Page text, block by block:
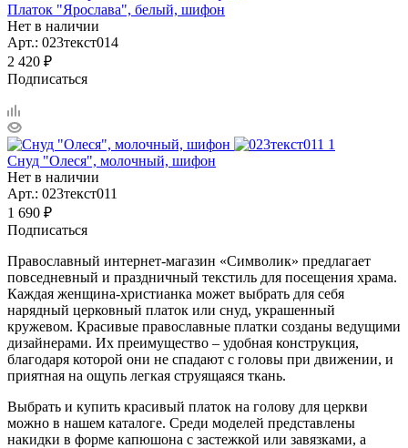
Платок "Ярослава", белый, шифон
Нет в наличии
Арт.: 023текст014
2 420 ₽
Подписаться
Снуд "Олеся", молочный, шифон
Нет в наличии
Арт.: 023текст011
1 690 ₽
Подписаться
Православный интернет-магазин «Символик» предлагает
повседневный и праздничный текстиль для посещения храма.
Каждая женщина-христианка может выбрать для себя
нарядный церковный платок или снуд, украшенный
кружевом. Красивые православные платки созданы ведущими
дизайнерами. Их преимущество – удобная конструкция,
благодаря которой они не спадают с головы при движении, и
приятная на ощупь легкая струящаяся ткань.
Выбрать и купить красивый платок на голову для церкви
можно в нашем каталоге. Среди моделей представлены
накидки в форме капюшона с застежкой или завязками, а